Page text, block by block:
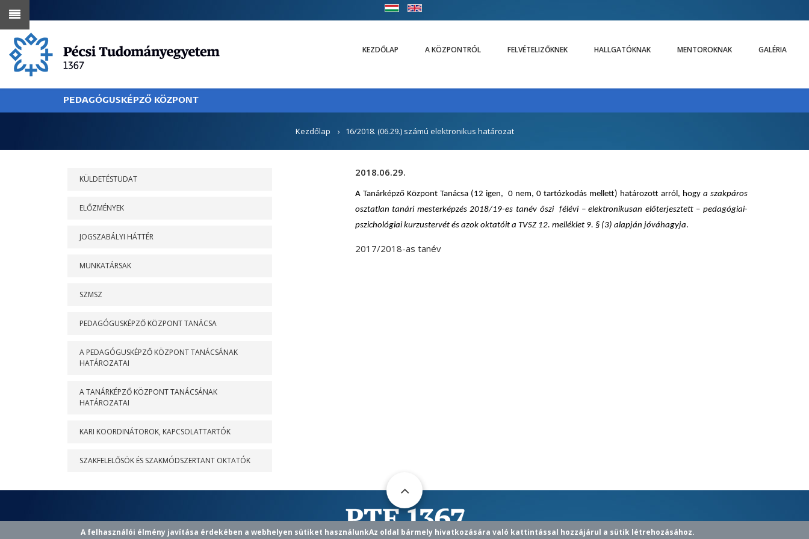
Ugrás
tartalomra
KEZDŐLAP A KÖZPONTRÓL FELVÉTELIZŐKNEK HALLGATÓKNAK MENTOROKNAK GALÉRIA
PEDAGÓGUSKÉPZŐ KÖZPONT
Kezdőlap 16/2018. (06.29.) számú elektronikus határozat
2018.06.29.
A Tanárképző Központ Tanácsa (12 igen, 0 nem, 0 tartózkodás mellett) határozott arról, hogy a szakpáros
osztatlan tanári mesterképzés 2018/19-es tanév őszi félévi – elektronikusan előterjesztett – pedagógiai-
pszichológiai kurzustervét és azok oktatóit a TVSZ 12. melléklet 9. § (3) alapján jóváhagyja.
2017/2018-as tanév
KÜLDETÉSTUDAT
ELŐZMÉNYEK
JOGSZABÁLYI HÁTTÉR
MUNKATÁRSAK
SZMSZ
PEDAGÓGUSKÉPZŐ KÖZPONT TANÁCSA
A PEDAGÓGUSKÉPZŐ KÖZPONT TANÁCSÁNAK
HATÁROZATAI
A TANÁRKÉPZŐ KÖZPONT TANÁCSÁNAK
HATÁROZATAI
KARI KOORDINÁTOROK, KAPCSOLATTARTÓK
SZAKFELELŐSÖK ÉS SZAKMÓDSZERTANT OKTATÓK
A felhasználói élmény javítása érdekében a webhelyen sütiket használunkAz oldal bármely hivatkozására való kattintással hozzájárul a sütik létrehozásához.